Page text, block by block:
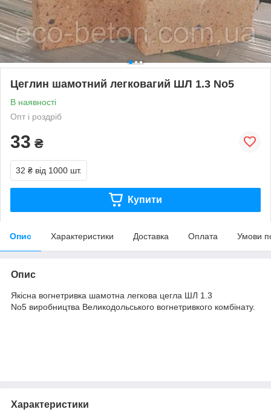
Цеглин шамотний легковагий ШЛ 1.3 No5
В наявності
Опт і роздріб
33 ₴
32 ₴ від 1000 шт.
Купити
Опис Характеристики Доставка Оплата Умови
Опис
Якісна вогнетривка шамотна легкова цегла ШЛ 1.3
No5 виробництва Великодольського вогнетривкого комбінату.
Характеристики